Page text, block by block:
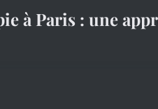
à Paris : une